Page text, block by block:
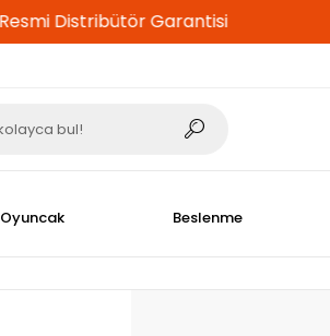
%100 Güvenli Alışveriş
Oyuncak Beslenme